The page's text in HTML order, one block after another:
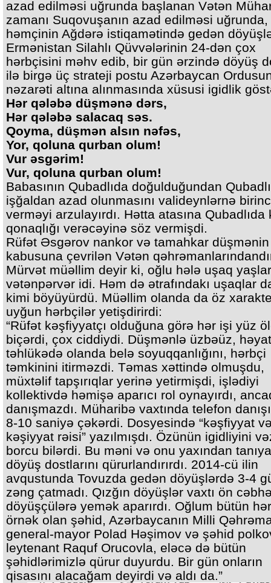
azad edilməsi uğrunda başlanan Vətən
zamanı Suqovuşanın azad edilməsi uğrunda,
həmçinin Ağdərə istiqamətində gedən
Ermənistan Silahlı Qüvvələrinin 24-dən çox
hərbçisini məhv edib, bir gün ərzində döyüş
ilə birgə üç strateji postu Azərbaycan
nəzarəti altına alınmasında xüsusi igidlik
Hər qələbə düşmənə dərs,
Hər qələbə salacaq səs.
Qoyma, düşmən alsın nəfəs,
Yor, qoluna qurban olum!
Vur əsgərim!
Vur, qoluna qurban olum!
Babasının Qubadlıda doğulduğundan
işğaldan azad olunmasını valideynlərnə
verməyi arzulayırdı. Hətta atasına Qubadlıda
qonaqlığı verəcəyinə söz vermişdi.
Rüfət Əsgərov nankor və tamahkar düşmənin
kabusuna çevrilən Vətən
Mürvət müəllim deyir ki, oğlu hələ uşaq
vətənpərvər idi. Həm də ətrafındakı uşaqlar
kimi böyüyürdü. Müəllim olanda da öz
uyğun hərbçilər yetişdirirdi:
“Rüfət kəşfiyyatçı olduğuna görə hər işi yüz
biçərdi, çox ciddiydi. Düşmənlə üzbəüz,
təhlükədə olanda belə soyuqqanlığını, hərbçi
təmkinini itirməzdi. Təmas xəttində olmuşdu,
müxtəlif tapşırıqlar yerinə yetirmişdi, işlədiyi
kollektivdə həmişə aparıcı rol oynayırdı,
danışmazdı. Müharibə vaxtında telefon
8-10 saniyə çəkərdi. Dosyesində “kəşfiyyat
kəşiyyat rəisi” yazılmışdı. Özünün igidliyini
borcu bilərdi. Bu məni və onu yaxından
döyüş dostlarını qürurlandırırdı. 2014-cü ilin
avqustunda Tovuzda gedən döyüşlərdə 3-4
zəng çatmadı. Qızğın döyüşlər vaxtı ön
döyüşçülərə yemək aparırdı. Oğlum bütün
örnək olan şəhid, Azərbaycanın Milli
general-mayor Polad Həşimov və şəhid
leytenant Raquf Orucovla, eləcə də bütün
şəhidlərimizlə qürur duyurdu. Bir gün onların
qisasını alacağam deyirdi və aldı da.”